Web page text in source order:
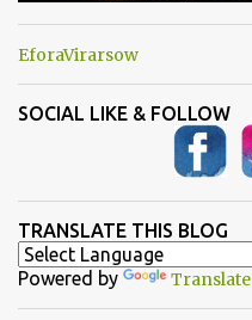
EforaVirarsow
SOCIAL LIKE & FOLLOW
TRANSLATE THIS BLOG
Powered by Translate